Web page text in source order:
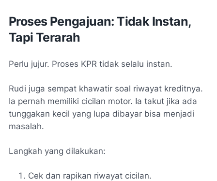
Proses Pengajuan: Tidak Instan,
Tapi Terarah
Perlu jujur. Proses KPR tidak selalu instan.
Rudi juga sempat khawatir soal riwayat kreditnya.
Ia pernah memiliki cicilan motor. Ia takut jika ada
tunggakan kecil yang lupa dibayar bisa menjadi
masalah.
Langkah yang dilakukan:
Cek dan rapikan riwayat cicilan.